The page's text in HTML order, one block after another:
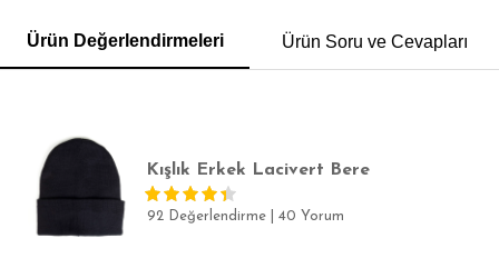
POLO YAKA T-SHIRT KEMER BOXER
Ürün Değerlendirmeleri Ürün Soru ve Cevapları
Kışlık Erkek Lacivert Bere
92 Değerlendirme 40 Yorum